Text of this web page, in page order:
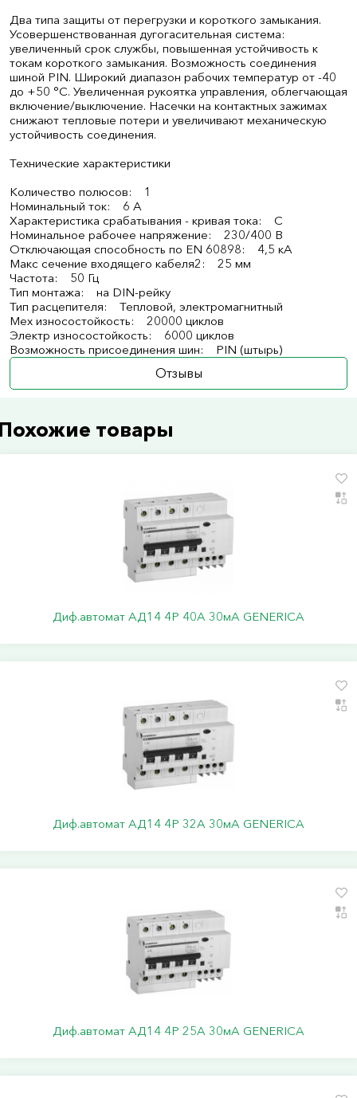
Два типа защиты от перегрузки и короткого замыкания.
Усовершенствованная дугогасительная система:
увеличенный срок службы, повышенная устойчивость к
токам короткого замыкания. Возможность соединения
шиной PIN. Широкий диапазон рабочих температур от -40
до +50 °С. Увеличенная рукоятка управления, облегчающая
включение/выключение. Насечки на контактных зажимах
снижают тепловые потери и увеличивают механическую
устойчивость соединения.
Технические характеристики
Количество полюсов: 1
Номинальный ток: 6 А
Характеристика срабатывания - кривая тока: C
Номинальное рабочее напряжение: 230/400 В
Отключающая способность по EN 60898: 4,5 кА
Макс сечение входящего кабеля2: 25 мм
Частота: 50 Гц
Тип монтажа: на DIN-рейку
Тип расцепителя: Тепловой, электромагнитный
Мех износостойкость: 20000 циклов
Электр износостойкость: 6000 циклов
Возможность присоединения шин: PIN (штырь)
Отзывы
товары
Диф.автомат АД14 4Р 40А 30мА GENERICA
Диф.автомат АД14 4Р 32А 30мА GENERICA
Диф.автомат АД14 4Р 25А 30мА GENERICA